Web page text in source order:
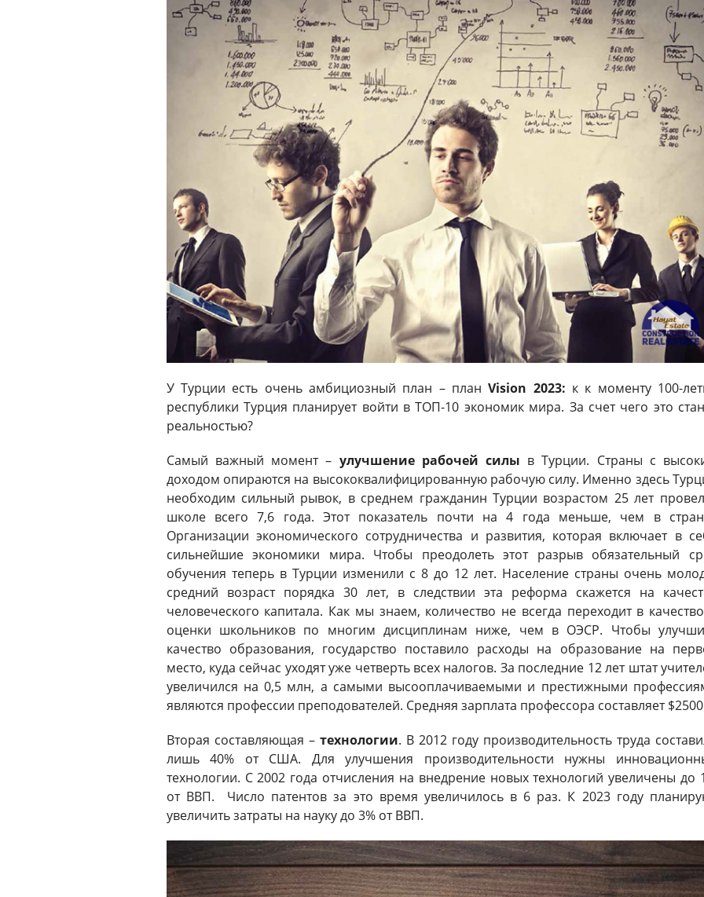
У Турции есть очень амбициозный план – планVision 2023: к к моменту 100-
республики Турция планирует войти в ТОП-10 экономик мира. За счет чего это
реальностью?
Самый важный момент – улучшение рабочей силы в Турции. Страны с
доходом опираются на высококвалифицированную рабочую силу. Именно здесь
необходим сильный рывок, в среднем гражданин Турции возрастом 25 лет
школе всего 7,6 года. Этот показатель почти на 4 года меньше, чем в
Организации экономического сотрудничества и развития, которая включает в
сильнейшие экономики мира. Чтобы преодолеть этот разрыв обязательный
обучения теперь в Турции изменили с 8 до 12 лет. Население страны очень
средний возраст порядка 30 лет, в следствии эта реформа скажется на
человеческого капитала. Как мы знаем, количество не всегда переходит в
оценки школьников по многим дисциплинам ниже, чем в ОЭСР. Чтобы
качество образования, государство поставило расходы на образование на
место, куда сейчас уходят уже четверть всех налогов. За последние 12 лет штат
увеличился на 0,5 млн, а самыми высооплачиваемыми и престижными
являются профессии преподователей. Средняя зарплата профессора составляет
Вторая составляющая – технологии. В 2012 году производительность труда
лишь 40% от США. Для улучшения производительности нужны
технологии. С 2002 года отчисления на внедрение новых технологий увеличены до
от ВВП. Число патентов за это время увеличилось в 6 раз. К 2023 году
увеличить затраты на науку до 3% от ВВП.